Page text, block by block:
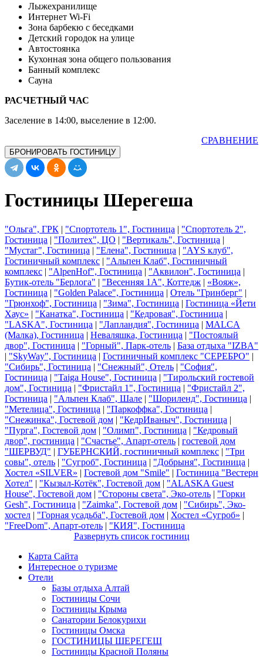
Лыжехранилище
Интернет Wi-Fi
Зона барбекю с беседками
Детский городок на улице
Автостоянка
Кухонная зона общего пользования
Банный комплекс
Сауна
РАСЧЕТНЫЙ ЧАС
Заселение в 14:00, выселение в 12:00.
СРАВНЕНИЕ
БРОНИРОВАТЬ ГОСТИНИЦУ
Гостиницы Шерегеша
"Ольга", ГРК | "Спортотель 1", Гостиница | "Спортотель 2",
Гостиница | "Политех", ЦО | "Вертикаль", Гостиница |
"Мустаг", Гостиница | "Елена", Гостиница | "AYS клуб",
Гостиничный комплекс | "Альпен Клаб", Гостиничный
комплекс | "АlpenHof", Гостиница | "Аквилон", Гостиница |
Бутик-отель "Берлога" | "Весенняя 1А", Коттедж | «Вояж»,
Гостиница | "Golden Palace", Гостиница | Отель "Гринберг" |
"Грюнхоф", Гостиница | "Зима", Гостиница | Гостиница «Йети
Хаус» | "Канатка", Гостиница | "Кедровая", Гостиница |
"LASKA", Гостиница | "Лапландия", Гостиница | MALCA
(Малка), Гостиница | Неваляшка, Гостиница | "Постоялый
двор", Гостиница | "Горный", Парк-отель | База отдыха "IZBA"
| "SkyWay", Гостиница | Гостиничный комплекс "СЕРЕБРО" |
"Сибирь", Гостиница | "Снежный", Отель | "София",
Гостиница | "Taiga House", Гостиница | "Тирольский гостевой
дом", Гостиница | "Фристайл 1", Гостиница | "Фристайл 2",
Гостиница | "Альпен Клаб", Шале | "Шориленд", Гостиница |
"Метелица", Гостиница | "Паркоффка", Гостиница |
"Снежинка", Гостевой дом | "КедрИваныч", Гостиница |
"Пурга", Гостевой дом | "Олимп", Гостиница | "Кедровый
двор", гостиница | "Счастье", Апарт-отель | гостевой дом
"ШЕРВУД" | ГУБЕРНСКИЙ, гостиничный комплекс | "Три
совы", отель | "Сугроб", Гостиница | "Добрыня", Гостиница |
Хостел «SILVER» | Гостевой дом "Smile" | Гостиница "Вестерн
Хотел" | "Кызыл-Котёк", Гостевой дом | "ALASKA Guest
House", Гостевой дом | "Стороны света", Эко-отель | "Горки
Gesh", Гостиница | "Zaimka", Гостевой дом | "Сибирь", Эко-
хостел | "Горная усадьба", Гостевой дом | Хостел «Сугроб» |
"FreeDom", Апарт-отель | "КИЯ", Гостиница
Развернуть список гостиниц
Карта Сайта
Интересное о туризме
Отели
Базы отдыха Алтай
Гостиницы Сочи
Гостиницы Крыма
Санатории Белокурихи
Гостиницы Омска
ГОСТИНИЦЫ ШЕРЕГЕШ
Гостиницы Красной Поляны